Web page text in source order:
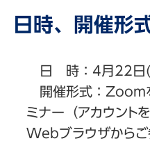
日時、開催形
日 時：4月22
開催形式：Zoom
ミナー（アカウント
Webブラウザからご